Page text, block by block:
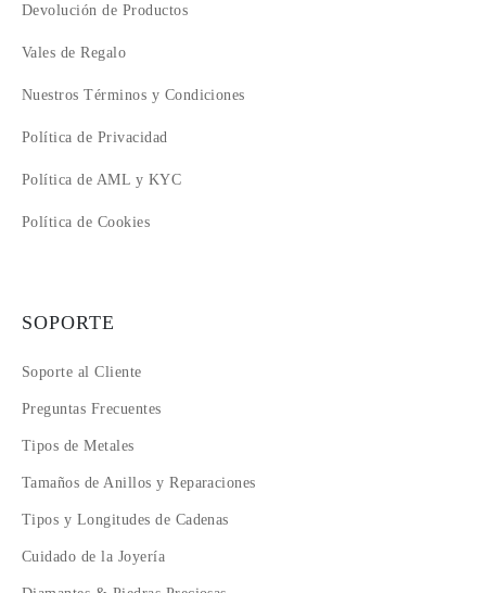
Devolución de Productos
Vales de Regalo
Nuestros Términos y Condiciones
Política de Privacidad
Política de AML y KYC
Política de Cookies
SOPORTE
Soporte al Cliente
Preguntas Frecuentes
Tipos de Metales
Tamaños de Anillos y Reparaciones
Tipos y Longitudes de Cadenas
Cuidado de la Joyería